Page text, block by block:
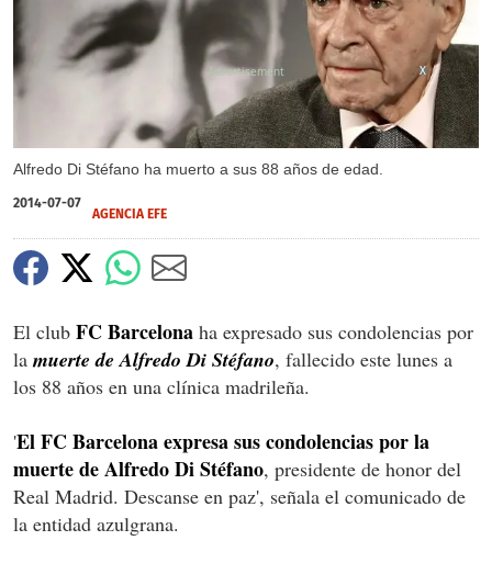
Alfredo Di Stéfano ha muerto a sus 88 años de edad.
X
2014-07-07
AGENCIA EFE
El club FC Barcelona ha expresado sus condolencias por
la muerte de Alfredo Di Stéfano, fallecido este lunes a
los 88 años en una clínica madrileña.
'El FC Barcelona expresa sus condolencias por la
muerte de Alfredo Di Stéfano, presidente de honor del
Real Madrid. Descanse en paz', señala el comunicado de
la entidad azulgrana.